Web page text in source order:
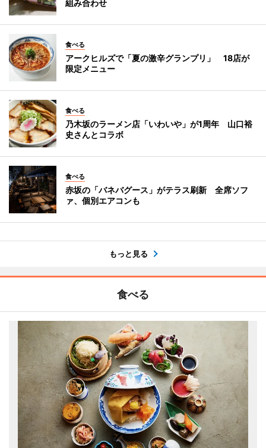
組み合わせ
食べる
アークヒルズで「夏の激辛グランプリ」 18店が
限定メニュー
食べる
乃木坂のラーメン店「いわいや」が1周年 山口裕
史さんとコラボ
食べる
赤坂の「バネバグース」がテラス刷新 全席ソフ
ァ、個別エアコンも
もっと見る
食べる